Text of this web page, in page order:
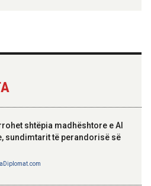
strategjik
shtëpia madhështore e Al
sundimtarit të perandorisë së